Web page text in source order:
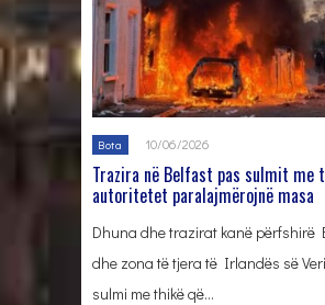
Bota 10/06/2026
Trazira në Belfast pas sulmit me
autoritetet paralajmërojnë masa
Dhuna dhe trazirat kanë përfshirë
dhe zona të tjera të Irlandës së
sulmi me thikë që…